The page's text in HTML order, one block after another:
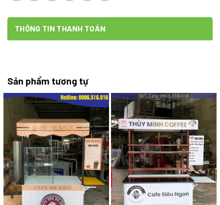
THÔNG TIN THANH TOÁN
Sản phẩm tương tự